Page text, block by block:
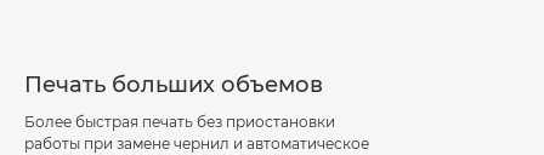
Печать больших объемов
Более быстрая печать без приостановки
работы при замене чернил и автоматическое